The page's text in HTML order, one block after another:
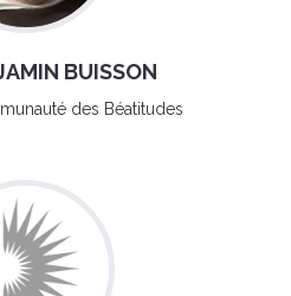
BUISSON
des Béatitudes